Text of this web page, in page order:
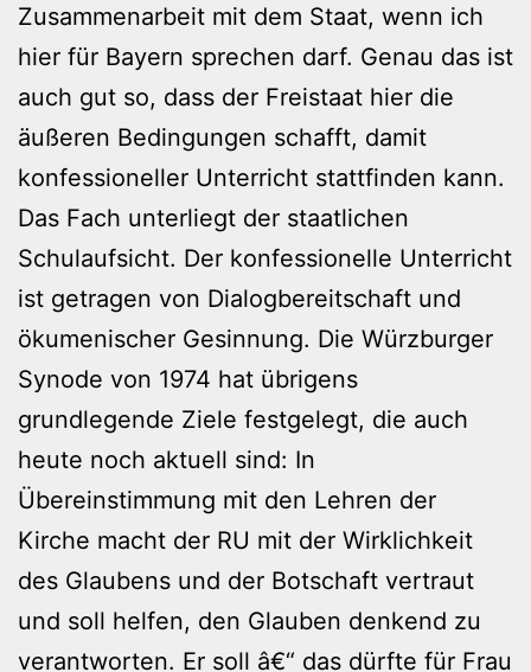
Zusammenarbeit mit dem Staat, wenn ich
hier für Bayern sprechen darf. Genau das ist
auch gut so, dass der Freistaat hier die
äußeren Bedingungen schafft, damit
konfessioneller Unterricht stattfinden kann.
Das Fach unterliegt der staatlichen
Schulaufsicht. Der konfessionelle Unterricht
ist getragen von Dialogbereitschaft und
ökumenischer Gesinnung. Die Würzburger
Synode von 1974 hat übrigens
grundlegende Ziele festgelegt, die auch
heute noch aktuell sind: In
Übereinstimmung mit den Lehren der
Kirche macht der RU mit der Wirklichkeit
des Glaubens und der Botschaft vertraut
und soll helfen, den Glauben denkend zu
verantworten. Er soll â€“ das dürfte für Frau